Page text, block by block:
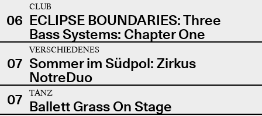
06
CLUB
ECLIPSE BOUNDARIES: Three
Bass Systems: Chapter One
07
VERSCHIEDENES
Sommer im Südpol: Zirkus
NotreDuo
07
TANZ
Ballett Grass On Stage